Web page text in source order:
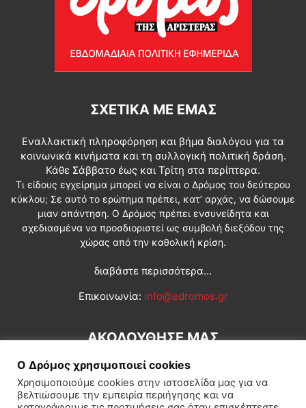
ΣΧΕΤΙΚΆ ΜΕ ΕΜΆΣ
Εναλλακτική πληροφόρηση και βήμα διαλόγου για τα
κοινωνικά κινήματα και τη συλλογική πολιτική δράση.
Κάθε Σάββατο έως και Τρίτη στα περίπτερα.
Τι είδους εγχείρημα μπορεί να είναι ο Δρόμος του δεύτερου
κύκλου; Σε αυτό το ερώτημα πρέπει, κατ’ αρχάς, να δώσουμε
μιαν απάντηση. Ο Δρόμος πρέπει ενσυνείδητα και
σχεδιασμένα να προσδιοριστεί ως συμβολή διεξόδου της
χώρας από την καθολική κρίση.
διαβάστε περισσότερα...
Επικοινωνία: info@edromos.gr
ΑΚΟΛΟΥΘΗΣΕ ΜΑΣ
Ο Δρόμος χρησιμοποιεί cookies
Χρησιμοποιούμε cookies στην ιστοσελίδα μας για να
βελτιώσουμε την εμπειρία περιήγησης και να